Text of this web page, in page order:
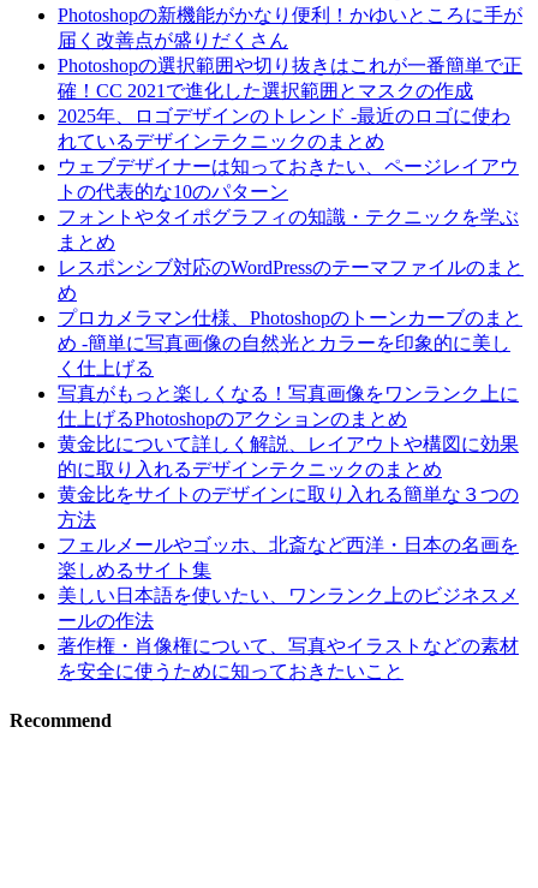
Photoshopの新機能がかなり便利！かゆいところに手が
届く改善点が盛りだくさん
Photoshopの選択範囲や切り抜きはこれが一番簡単で正
確！CC 2021で進化した選択範囲とマスクの作成
2025年、ロゴデザインのトレンド -最近のロゴに使わ
れているデザインテクニックのまとめ
ウェブデザイナーは知っておきたい、ページレイアウ
トの代表的な10のパターン
フォントやタイポグラフィの知識・テクニックを学ぶ
まとめ
レスポンシブ対応のWordPressのテーマファイルのまと
め
プロカメラマン仕様、Photoshopのトーンカーブのまと
め -簡単に写真画像の自然光とカラーを印象的に美し
く仕上げる
写真がもっと楽しくなる！写真画像をワンランク上に
仕上げるPhotoshopのアクションのまとめ
黄金比について詳しく解説、レイアウトや構図に効果
的に取り入れるデザインテクニックのまとめ
黄金比をサイトのデザインに取り入れる簡単な３つの
方法
フェルメールやゴッホ、北斎など西洋・日本の名画を
楽しめるサイト集
美しい日本語を使いたい、ワンランク上のビジネスメ
ールの作法
著作権・肖像権について、写真やイラストなどの素材
を安全に使うために知っておきたいこと
Recommend